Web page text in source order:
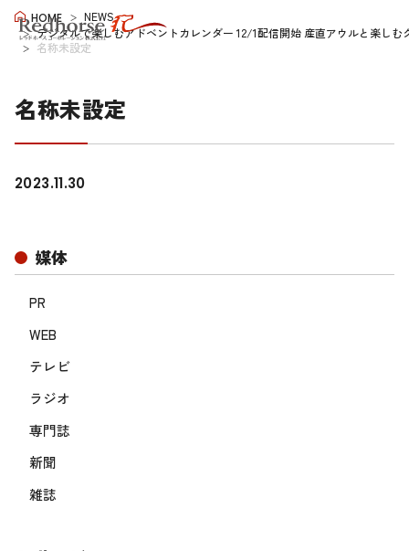
HOME
NEWS
デジタルで楽しむアドベントカレンダー 12/1配信開始 産直アウルと楽しむ
名称未設定
名称未設定
媒体
PR
WEB
テレビ
ラジオ
専門誌
新聞
雑誌
2023.11.30